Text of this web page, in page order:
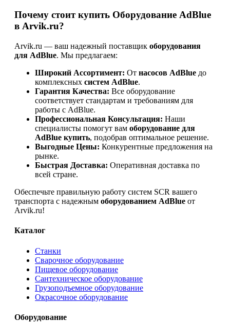
Почему стоит купить Оборудование AdBlue
в Arvik.ru?
Arvik.ru — ваш надежный поставщик оборудования
для AdBlue. Мы предлагаем:
Широкий Ассортимент: От насосов AdBlue до
комплексных систем AdBlue.
Гарантия Качества: Все оборудование
соответствует стандартам и требованиям для
работы с AdBlue.
Профессиональная Консультация: Наши
специалисты помогут вам оборудование для
AdBlue купить, подобрав оптимальное решение.
Выгодные Цены: Конкурентные предложения на
рынке.
Быстрая Доставка: Оперативная доставка по
всей стране.
Обеспечьте правильную работу систем SCR вашего
транспорта с надежным оборудованием AdBlue от
Arvik.ru!
Каталог
Станки
Сварочное оборудование
Пищевое оборудование
Сантехническое оборудование
Грузоподъемное оборудование
Окрасочное оборудование
Оборудование